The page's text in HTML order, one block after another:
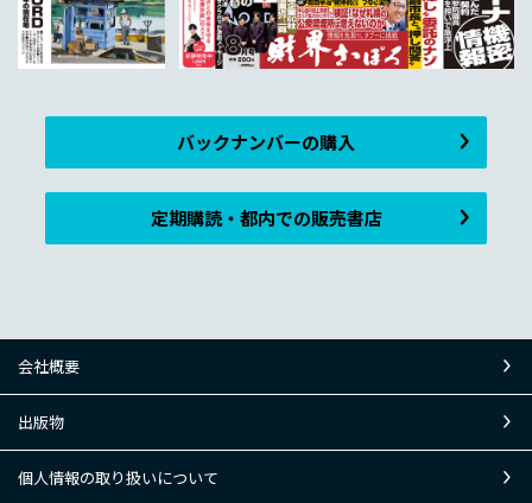
バックナンバーの購入
定期購読・都内での販売書店
会社概要
出版物
個人情報の取り扱いについて